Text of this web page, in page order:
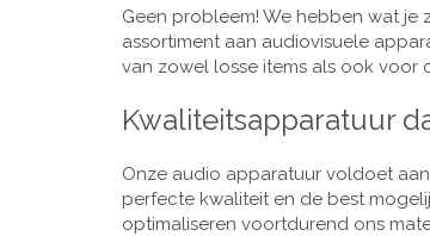
Geen probleem! We hebben wat
assortiment aan audiovisuele
van zowel losse items als ook voor
Kwaliteitsapparatuur
Onze audio apparatuur voldoet
perfecte kwaliteit en de best
optimaliseren voortdurend ons